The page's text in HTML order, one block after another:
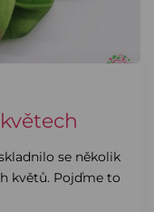
se několik
květů. Pojďme to